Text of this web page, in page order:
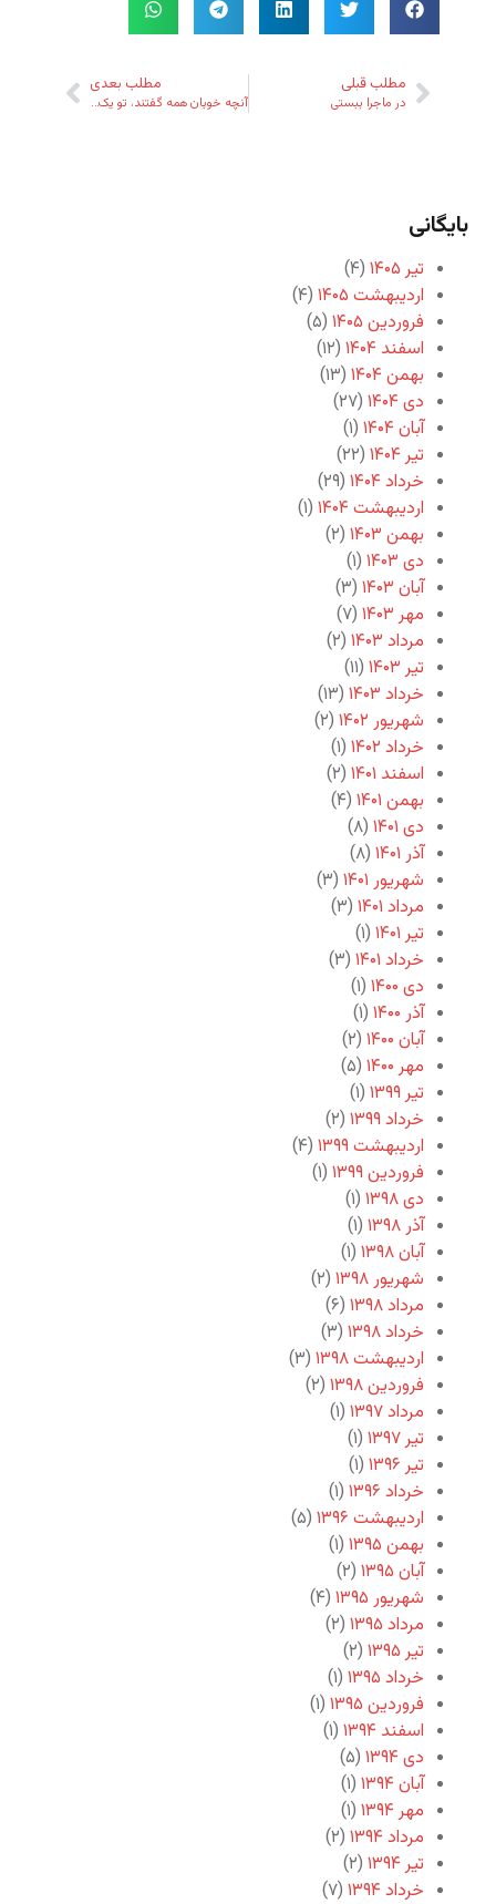
مطلب قبلی
در ماجرا ببستی
مطلب بعدی
آنچه خوبان همه گفتند، تو یک‌جا گفتی
بایگانی
تیر ۱۴۰۵
(۴)
اردیبهشت ۱۴۰۵
(۴)
فروردین ۱۴۰۵
(۵)
اسفند ۱۴۰۴
(۱۲)
بهمن ۱۴۰۴
(۱۳)
دی ۱۴۰۴
(۲۷)
آبان ۱۴۰۴
(۱)
تیر ۱۴۰۴
(۲۲)
خرداد ۱۴۰۴
(۲۹)
اردیبهشت ۱۴۰۴
(۱)
بهمن ۱۴۰۳
(۲)
دی ۱۴۰۳
(۱)
آبان ۱۴۰۳
(۳)
مهر ۱۴۰۳
(۷)
مرداد ۱۴۰۳
(۲)
تیر ۱۴۰۳
(۱۱)
خرداد ۱۴۰۳
(۱۳)
شهریور ۱۴۰۲
(۲)
خرداد ۱۴۰۲
(۱)
اسفند ۱۴۰۱
(۲)
بهمن ۱۴۰۱
(۴)
دی ۱۴۰۱
(۸)
آذر ۱۴۰۱
(۸)
شهریور ۱۴۰۱
(۳)
مرداد ۱۴۰۱
(۳)
تیر ۱۴۰۱
(۱)
خرداد ۱۴۰۱
(۳)
دی ۱۴۰۰
(۱)
آذر ۱۴۰۰
(۱)
آبان ۱۴۰۰
(۲)
مهر ۱۴۰۰
(۵)
تیر ۱۳۹۹
(۱)
خرداد ۱۳۹۹
(۲)
اردیبهشت ۱۳۹۹
(۴)
فروردین ۱۳۹۹
(۱)
دی ۱۳۹۸
(۱)
آذر ۱۳۹۸
(۱)
آبان ۱۳۹۸
(۱)
شهریور ۱۳۹۸
(۲)
مرداد ۱۳۹۸
(۶)
خرداد ۱۳۹۸
(۳)
اردیبهشت ۱۳۹۸
(۳)
فروردین ۱۳۹۸
(۲)
مرداد ۱۳۹۷
(۱)
تیر ۱۳۹۷
(۱)
تیر ۱۳۹۶
(۱)
خرداد ۱۳۹۶
(۱)
اردیبهشت ۱۳۹۶
(۵)
بهمن ۱۳۹۵
(۱)
آبان ۱۳۹۵
(۲)
شهریور ۱۳۹۵
(۴)
مرداد ۱۳۹۵
(۲)
تیر ۱۳۹۵
(۲)
خرداد ۱۳۹۵
(۱)
فروردین ۱۳۹۵
(۱)
اسفند ۱۳۹۴
(۱)
دی ۱۳۹۴
(۵)
آبان ۱۳۹۴
(۱)
مهر ۱۳۹۴
(۱)
مرداد ۱۳۹۴
(۲)
تیر ۱۳۹۴
(۲)
خرداد ۱۳۹۴
(۷)